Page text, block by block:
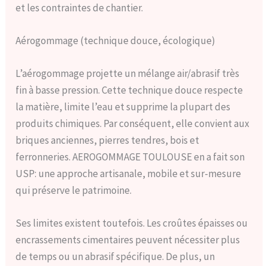
et les contraintes de chantier.
Aérogommage (technique douce, écologique)
L’aérogommage projette un mélange air/abrasif très
fin à basse pression. Cette technique douce respecte
la matière, limite l’eau et supprime la plupart des
produits chimiques. Par conséquent, elle convient aux
briques anciennes, pierres tendres, bois et
ferronneries. AEROGOMMAGE TOULOUSE en a fait son
USP: une approche artisanale, mobile et sur-mesure
qui préserve le patrimoine.
Ses limites existent toutefois. Les croûtes épaisses ou
encrassements cimentaires peuvent nécessiter plus
de temps ou un abrasif spécifique. De plus, un